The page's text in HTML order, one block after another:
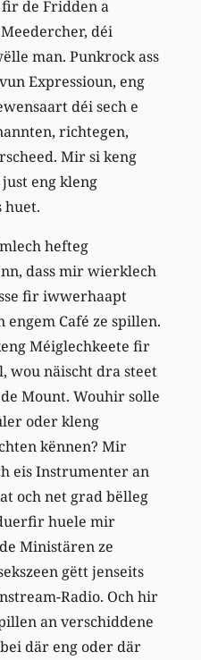
de Fridden a
déi
man. Punkrock ass
Expressioun, eng
déi sech e
richtegen,
Mir si keng
eng kleng
huet.
hefteg
dass mir wierklech
fir iwwerhaapt
Café ze spillen.
Méiglechkeete fir
wou näischt dra steet
Mount. Wouhir solle
oder kleng
kënnen? Mir
eis Instrumenter an
och net grad bëlleg
huele mir
Ministären ze
gëtt jenseits
Radio. Och hir
an verschiddene
där eng oder där